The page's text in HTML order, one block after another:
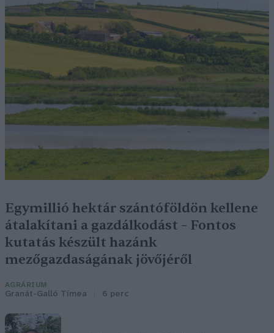
Egymillió hektár szántóföldön kellene
átalakítani a gazdálkodást – Fontos
kutatás készült hazánk
mezőgazdaságának jövőjéről
AGRÁRIUM
Granát-Galló Tímea 6 perc